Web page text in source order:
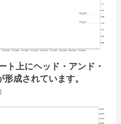
ト上にヘッド・アンド・
成されています。